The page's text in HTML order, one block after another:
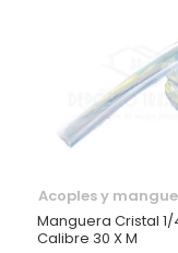
Acoples y
Manguera Cristal 1/
Calibre 30 X M